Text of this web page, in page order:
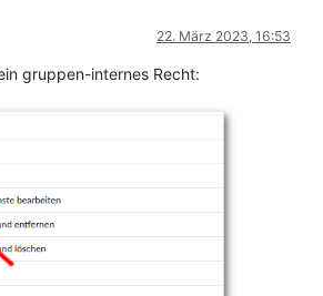
22. März 2023, 16:53
gruppen-internes Recht: